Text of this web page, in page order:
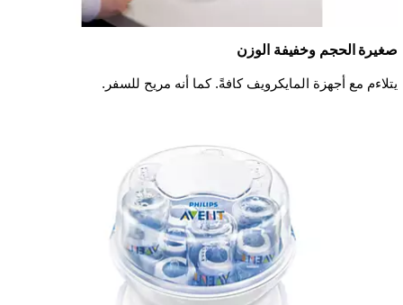
صغيرة الحجم وخفيفة الوزن
يتلاءم مع أجهزة المايكرويف كافةً. كما أنه مريح للسفر.